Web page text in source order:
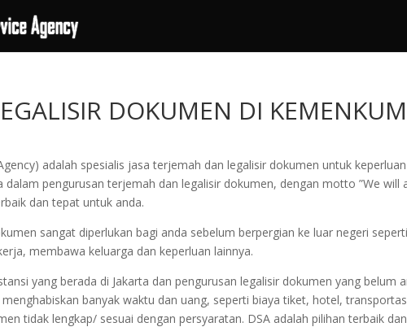
DOKUMEN DI
adalah spesialis jasa terjemah dan legalisir dokumen untuk
dalam pengurusan terjemah dan legalisir dokumen, dengan motto ”We
dan tepat untuk anda.
sangat diperlukan bagi anda sebelum berpergian ke luar negeri
membawa keluarga dan keperluan lainnya.
yang berada di Jakarta dan pengurusan legalisir dokumen yang
banyak waktu dan uang, seperti biaya tiket, hotel,
tidak lengkap/ sesuai dengan persyaratan. DSA adalah pilihan terbaik